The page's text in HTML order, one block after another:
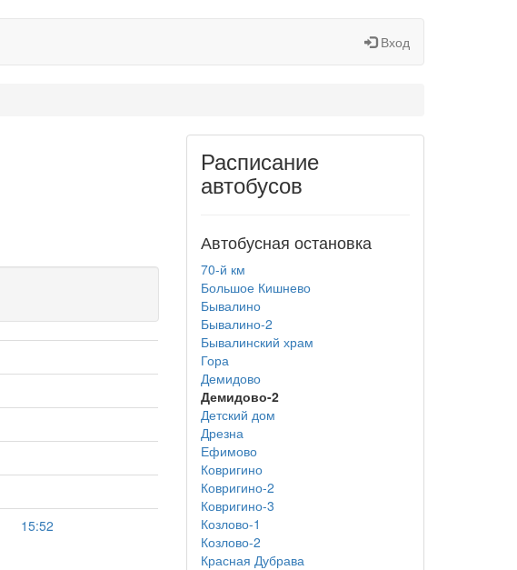
Вход
15:52
Расписание
автобусов
Автобусная остановка
70-й км
Большое Кишнево
Бывалино
Бывалино-2
Бывалинский храм
Гора
Демидово
Демидово-2
Детский дом
Дрезна
Ефимово
Ковригино
Ковригино-2
Ковригино-3
Козлово-1
Козлово-2
Красная Дубрава